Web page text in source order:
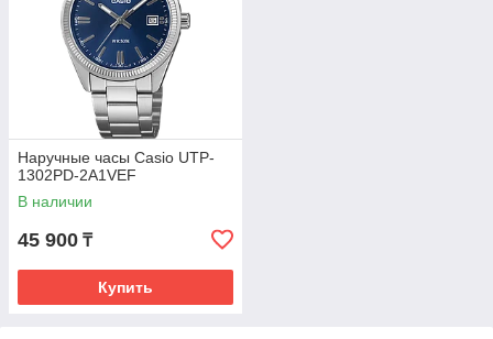
Наручные часы Casio UTP-
1302PD-2A1VEF
В наличии
45 900 ₸
Купить